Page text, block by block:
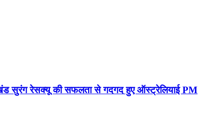
सुरंग रेसक्यू की सफलता से गदगद हुए ऑस्ट्रेलियाई PM